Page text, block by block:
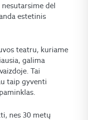
dėl
estetinis
teatru, kuriame
galima
Tai
taip gyventi
nes 30 metų